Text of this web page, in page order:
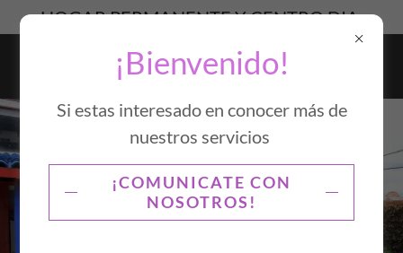
HOGAR PERMANENTE Y CENTRO DIA.
¡Bienvenido!
Si estas interesado en conocer más de
nuestros servicios
¡COMUNICATE CON
NOSOTROS!